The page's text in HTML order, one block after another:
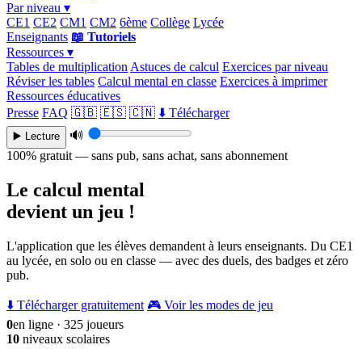
Par niveau ▾
CE1 CE2 CM1 CM2 6ème Collège Lycée
Enseignants 📖 Tutoriels
Ressources ▾
Tables de multiplication Astuces de calcul Exercices par niveau
Réviser les tables Calcul mental en classe Exercices à imprimer
Ressources éducatives
Presse FAQ 🇬🇧 🇪🇸 🇨🇳 ⬇️ Télécharger
▶️ Lecture
🔊
100% gratuit — sans pub, sans achat, sans abonnement
Le calcul mental
devient un jeu !
L'application que les élèves demandent à leurs enseignants. Du CE1
au lycée, en solo ou en classe — avec des duels, des badges et zéro
pub.
⬇️ Télécharger gratuitement 🎮 Voir les modes de jeu
0en ligne · 325 joueurs
10 niveaux scolaires